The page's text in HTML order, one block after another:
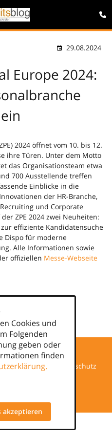
29.08.2024
Europe 2024:
2024 öffnet vom 10. bis 12.
ihre Türen. Unter dem Motto
das Organisationsteam etwa
700 Ausstellende treffen
Einblicke in die
der HR-Branche,
und Corporate
ZPE 2024 zwei Neuheiten:
effiziente Kandidatensuche
Dispo für moderne
Alle Informationen sowie
offiziellen Messe-Webseite
Datenschutz
Cookies und
Folgenden
geben oder
finden
akzeptieren